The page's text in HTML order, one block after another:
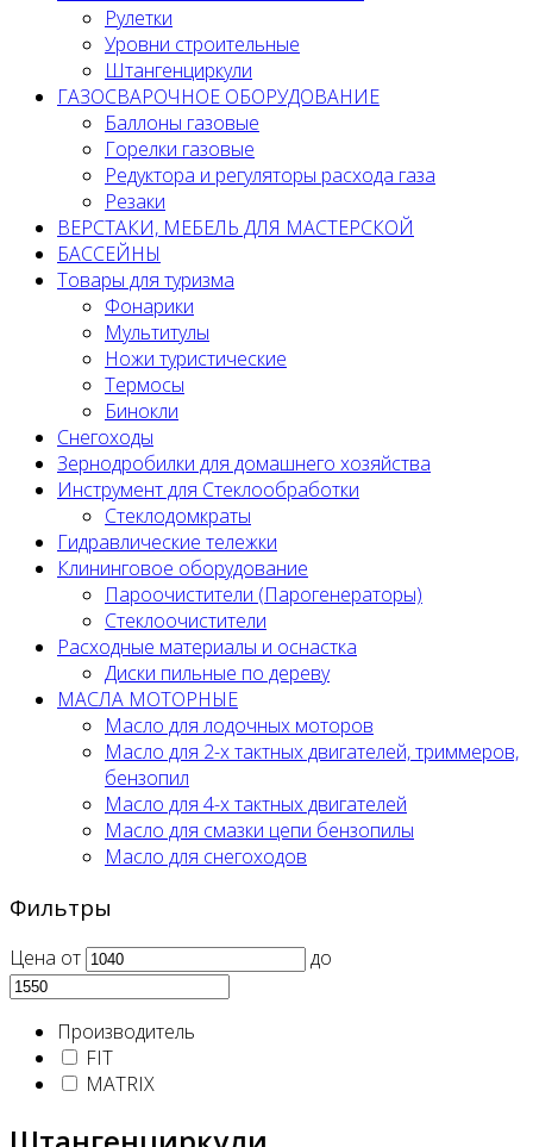
Рулетки
Уровни строительные
Штангенциркули
ГАЗОСВАРОЧНОЕ ОБОРУДОВАНИЕ
Баллоны газовые
Горелки газовые
Редуктора и регуляторы расхода газа
Резаки
ВЕРСТАКИ, МЕБЕЛЬ ДЛЯ МАСТЕРСКОЙ
БАССЕЙНЫ
Товары для туризма
Фонарики
Мультитулы
Ножи туристические
Термосы
Бинокли
Снегоходы
Зернодробилки для домашнего хозяйства
Инструмент для Стеклообработки
Стеклодомкраты
Гидравлические тележки
Клининговое оборудование
Пароочистители (Парогенераторы)
Стеклоочистители
Расходные материалы и оснастка
Диски пильные по дереву
МАСЛА МОТОРНЫЕ
Масло для лодочных моторов
Масло для 2-х тактных двигателей, триммеров,
бензопил
Масло для 4-х тактных двигателей
Масло для смазки цепи бензопилы
Масло для снегоходов
Фильтры
Цена от до
Производитель
FIT
MATRIX